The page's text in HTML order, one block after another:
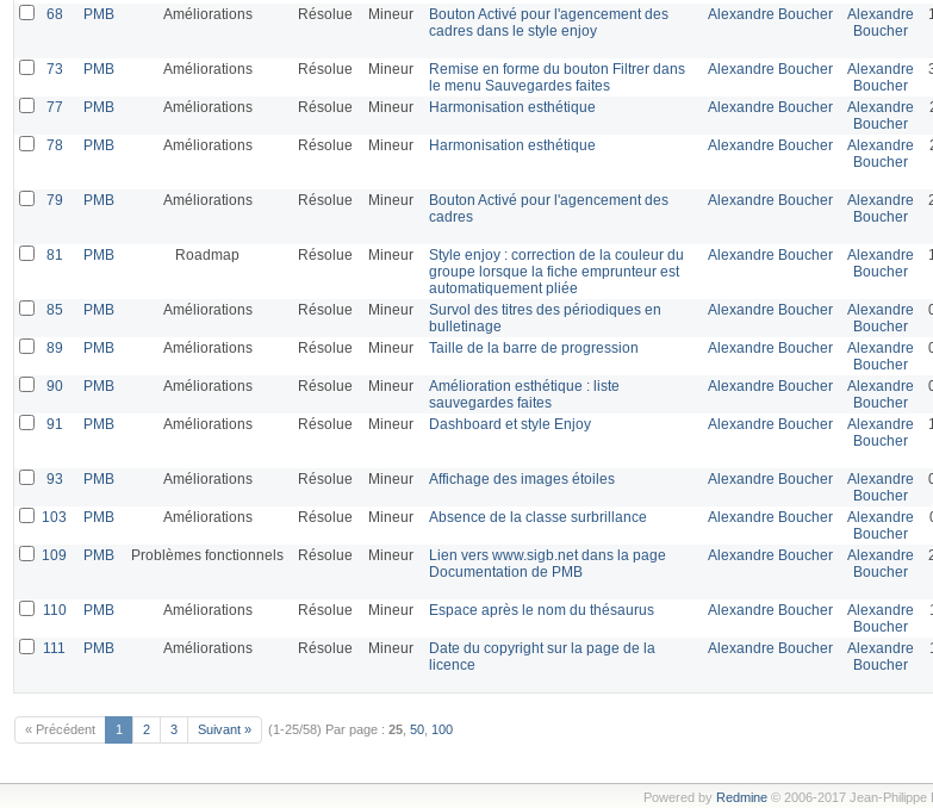
68 PMB Améliorations Résolue Mineur
Bouton Activé pour l'agencement des
cadres dans le style enjoy
Alexandre Boucher
Alexandre
Boucher
73 PMB Améliorations Résolue Mineur
Remise en forme du bouton Filtrer dans
le menu Sauvegardes faites
Alexandre Boucher
Alexandre
Boucher
77 PMB Améliorations Résolue Mineur Harmonisation esthétique Alexandre Boucher
Alexandre
Boucher
78 PMB Améliorations Résolue Mineur Harmonisation esthétique Alexandre Boucher
Alexandre
Boucher
79 PMB Améliorations Résolue Mineur
Bouton Activé pour l'agencement des
cadres
Alexandre Boucher
Alexandre
Boucher
81 PMB Roadmap Résolue Mineur
Style enjoy : correction de la couleur du
groupe lorsque la fiche emprunteur est
automatiquement pliée
Alexandre Boucher
Alexandre
Boucher
85 PMB Améliorations Résolue Mineur
Survol des titres des périodiques en
bulletinage
Alexandre Boucher
Alexandre
Boucher
89 PMB Améliorations Résolue Mineur Taille de la barre de progression Alexandre Boucher
Alexandre
Boucher
90 PMB Améliorations Résolue Mineur
Amélioration esthétique : liste
sauvegardes faites
Alexandre Boucher
Alexandre
Boucher
91 PMB Améliorations Résolue Mineur Dashboard et style Enjoy Alexandre Boucher
Alexandre
Boucher
93 PMB Améliorations Résolue Mineur Affichage des images étoiles Alexandre Boucher
Alexandre
Boucher
103 PMB Améliorations Résolue Mineur Absence de la classe surbrillance Alexandre Boucher
Alexandre
Boucher
109 PMB Problèmes fonctionnels Résolue Mineur
Lien vers www.sigb.net dans la page
Documentation de PMB
Alexandre Boucher
Alexandre
Boucher
110 PMB Améliorations Résolue Mineur Espace après le nom du thésaurus Alexandre Boucher
Alexandre
Boucher
111 PMB Améliorations Résolue Mineur
Date du copyright sur la page de la
licence
Alexandre Boucher
Alexandre
Boucher
« Précédent 1 2 3 Suivant » (1-25/58) Par page : 25 50 100
Powered by Redmine© 2006-2017 Jean-Philippe